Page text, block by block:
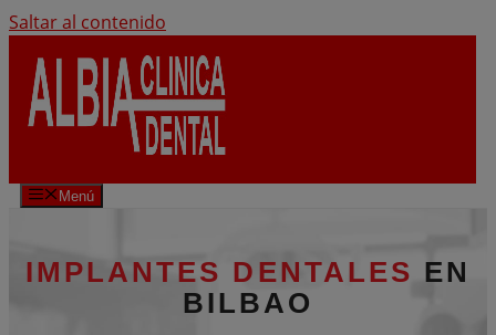
Saltar al contenido
Menú
IMPLANTES DENTALES EN
BILBAO